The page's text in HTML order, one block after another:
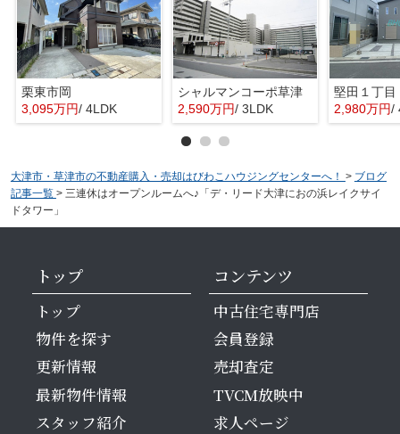
栗東市岡
3,095万円/ 4LDK
シャルマンコーポ草津
2,590万円/ 3LDK 2,980万円/
大津市・草津市の不動産購入・売却はびわこハウジングセンターへ！ > ブログ
記事一覧 > 三連休はオープンルームへ♪「デ・リード大津におの浜レイクサイ
ドタワー」
トップ
トップ
物件を探す
更新情報
最新物件情報
スタッフ紹介
コンテンツ
中古住宅専門店
会員登録
売却査定
TVCM放映中
求人ページ